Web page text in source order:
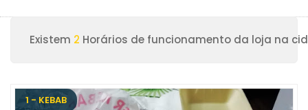
Existem 2 Horários de funcionamento da loja na
1 - KEBAB